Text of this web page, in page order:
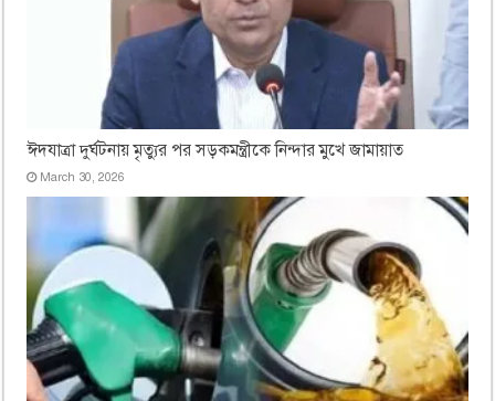
ঈদযাত্রা দুর্ঘটনায় মৃত্যুর পর সড়কমন্ত্রীকে নিন্দার মুখে জামায়াত
March 30, 2026